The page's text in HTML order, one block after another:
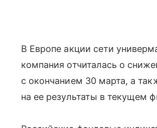
В Европе акции сети
компания отчиталась о
с окончанием 30 марта, а
на ее результаты в текущем